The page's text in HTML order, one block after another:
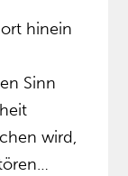
hinein
Sinn
wird,